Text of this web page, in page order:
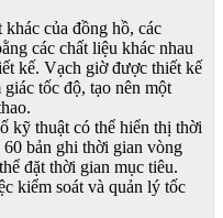
của đồng hồ, các
các chất liệu khác nhau
kế. Vạch giờ được thiết kế
tốc độ, tạo nên một
kỹ thuật có thể hiển thị thời
bản ghi thời gian vòng
đặt thời gian mục tiêu.
kiểm soát và quản lý tốc